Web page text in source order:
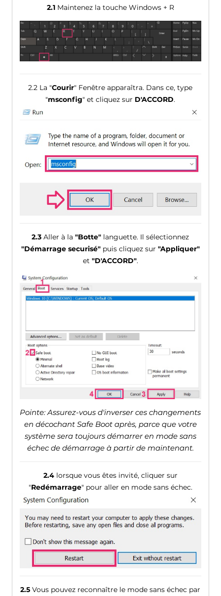
2.1Maintenez la touche Windows + R
2.2 La "Courir" Fenêtre apparaîtra. Dans ce, type
"msconfig" et cliquez sur D'ACCORD.
2.3 Aller à la"Botte" languette. Il sélectionnez
"Démarrage securisé"puis cliquez sur "Appliquer"
et "D'ACCORD".
Pointe: Assurez-vous d'inverser ces changements
en décochant Safe Boot après, parce que votre
système sera toujours démarrer en mode sans
échec de démarrage à partir de maintenant.
2.4lorsque vous êtes invité, cliquer sur
"Redémarrage" pour aller en mode sans échec.
2.5 Vous pouvez reconnaître le mode sans échec par